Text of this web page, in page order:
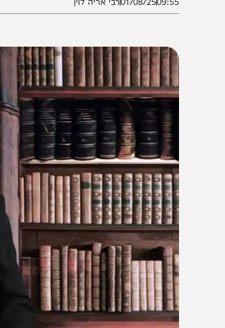
01/08/25רבי אריה לוין